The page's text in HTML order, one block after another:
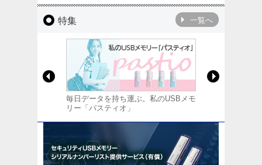
特集 一覧へ
毎日データを持ち運ぶ。私のUSBメモ
リー「パスティオ」